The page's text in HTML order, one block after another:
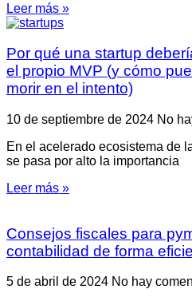
Leer más »
Por qué una startup
el propio MVP (y cómo
morir en el intento)
10 de septiembre de 2024 No
En el acelerado ecosistema de
se pasa por alto la importancia
Leer más »
Consejos fiscales para
contabilidad de forma
5 de abril de 2024 No hay